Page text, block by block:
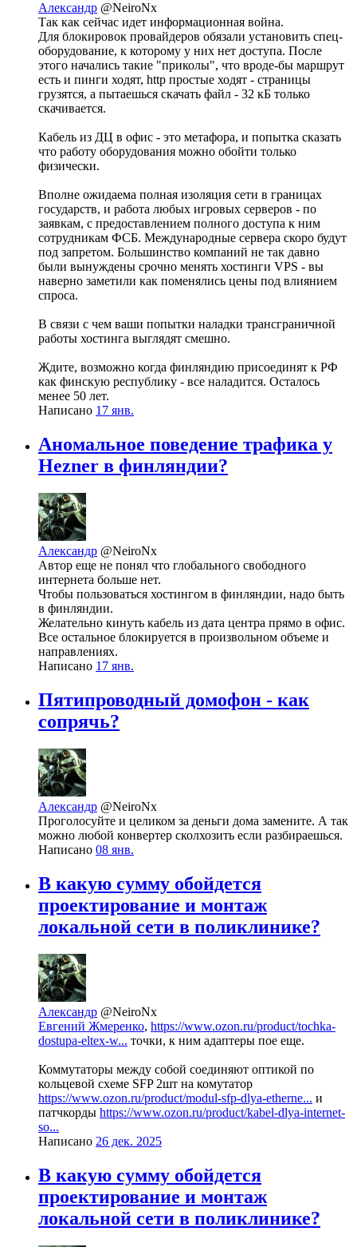
Александр @NeiroNx
Так как сейчас идет информационная война.
Для блокировок провайдеров обязали установить спец-
оборудование, к которому у них нет доступа. После
этого начались такие "приколы", что вроде-бы маршрут
есть и пинги ходят, http простые ходят - страницы
грузятся, а пытаешься скачать файл - 32 кБ только
скачивается.
Кабель из ДЦ в офис - это метафора, и попытка сказать
что работу оборудования можно обойти только
физически.
Вполне ожидаема полная изоляция сети в границах
государств, и работа любых игровых серверов - по
заявкам, с предоставлением полного доступа к ним
сотрудникам ФСБ. Международные сервера скоро будут
под запретом. Большинство компаний не так давно
были вынуждены срочно менять хостинги VPS - вы
наверно заметили как поменялись цены под влиянием
спроса.
В связи с чем ваши попытки наладки трансграничной
работы хостинга выглядят смешно.
Ждите, возможно когда финляндию присоединят к РФ
как финскую республику - все наладится. Осталось
менее 50 лет.
Написано 17 янв.
Аномальное поведение трафика у
Hezner в финляндии?
Александр @NeiroNx
Автор еще не понял что глобального свободного
интернета больше нет.
Чтобы пользоваться хостингом в финляндии, надо быть
в финляндии.
Желательно кинуть кабель из дата центра прямо в офис.
Все остальное блокируется в произвольном объеме и
направлениях.
Написано 17 янв.
Пятипроводный домофон - как
сопрячь?
Александр @NeiroNx
Проголосуйте и целиком за деньги дома замените. А так
можно любой конвертер сколхозить если разбираешься.
Написано 08 янв.
В какую сумму обойдется
проектирование и монтаж
локальной сети в поликлинике?
Александр @NeiroNx
Евгений Жмеренко, https://www.ozon.ru/product/tochka-
dostupa-eltex-w... точки, к ним адаптеры пое еще.
Коммутаторы между собой соединяют оптикой по
кольцевой схеме SFP 2шт на комутатор
https://www.ozon.ru/product/modul-sfp-dlya-etherne... и
патчкорды https://www.ozon.ru/product/kabel-dlya-internet-
so...
Написано 26 дек. 2025
В какую сумму обойдется
проектирование и монтаж
локальной сети в поликлинике?